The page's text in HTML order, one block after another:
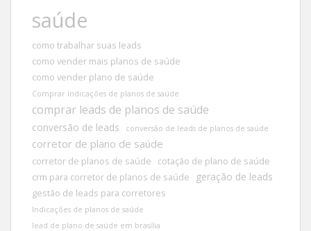
saúde
como trabalhar suas leads
como vender mais planos de saúde
como vender plano de saúde
Comprar indicações de planos de saúde
comprar leads de planos de saúde
conversão de leads conversão de leads de planos de saúde
corretor de plano de saúde
corretor de planos de saúde
cotação de plano de saúde
crm para corretor de planos de saúde
geração de leads
gestão de leads para corretores
Indicações de planos de saúde
lead de plano de saúde em brasília